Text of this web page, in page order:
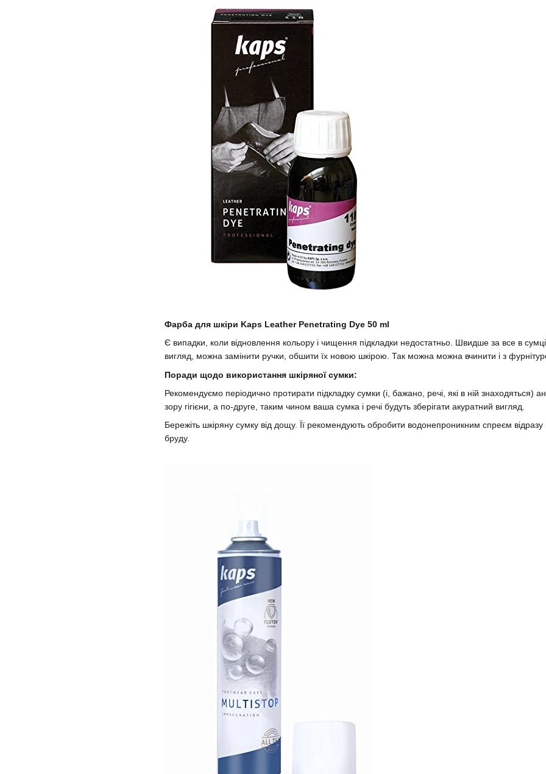
Фарба для шкіри Kaps Leather Penetrating Dye 50 ml
Є випадки, коли відновлення кольору і чищення підкладки недостатньо. Швидше за все в
вигляд, можна замінити ручки, обшити їх новою шкірою. Так можна можна вчинити і з
Поради щодо використання шкіряної сумки:
Рекомендуємо періодично протирати підкладку сумки (і, бажано, речі, які в ній
зору гігієни, а по-друге, таким чином ваша сумка і речі будуть зберігати акуратний вигляд.
Бережіть шкіряну сумку від дощу. Її рекомендують обробити водонепроникним спреєм відразу
бруду.